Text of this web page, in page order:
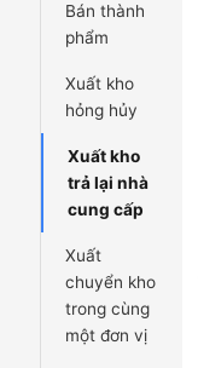
Bán thành
phẩm
Xuất kho
hỏng hủy
Xuất kho
trả lại nhà
cung cấp
Xuất
chuyển kho
trong cùng
một đơn vị